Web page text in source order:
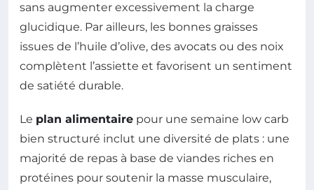
sans augmenter excessivement la charge
glucidique. Par ailleurs, les bonnes graisses
issues de l’huile d’olive, des avocats ou des noix
complètent l’assiette et favorisent un sentiment
de satiété durable.
Le plan alimentaire pour une semaine low carb
bien structuré inclut une diversité de plats : une
majorité de repas à base de viandes riches en
protéines pour soutenir la masse musculaire,